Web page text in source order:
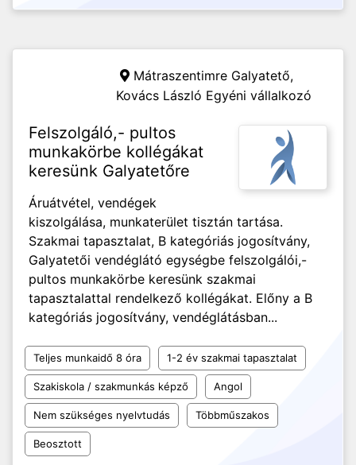
Mátraszentimre Galyatető,
Kovács László Egyéni vállalkozó
Felszolgáló,- pultos
munkakörbe kollégákat
keresünk Galyatetőre
Áruátvétel, vendégek
kiszolgálása, munkaterület tisztán tartása.
Szakmai tapasztalat, B kategóriás jogosítvány,
Galyatetői vendéglátó egységbe felszolgálói,-
pultos munkakörbe keresünk szakmai
tapasztalattal rendelkező kollégákat. Előny a B
kategóriás jogosítvány, vendéglátásban...
Teljes munkaidő 8 óra 1-2 év szakmai tapasztalat
Szakiskola / szakmunkás képző Angol
Nem szükséges nyelvtudás Többműszakos
Beosztott